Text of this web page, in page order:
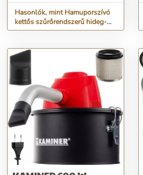
Hasonlók, mint Hamuporszívó
kettős szűrőrendszerű hideg-
meleg hamuhoz